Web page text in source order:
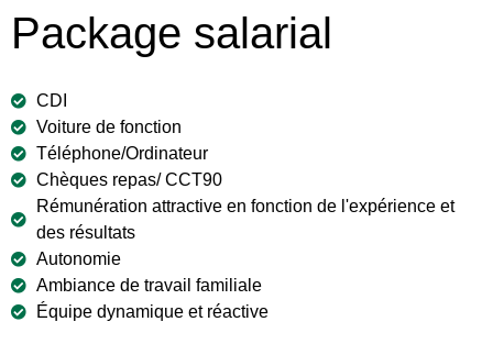
Package salarial
CDI
Voiture de fonction
Téléphone/Ordinateur
Chèques repas/ CCT90
Rémunération attractive en fonction de l'expérience et
des résultats
Autonomie
Ambiance de travail familiale
Équipe dynamique et réactive